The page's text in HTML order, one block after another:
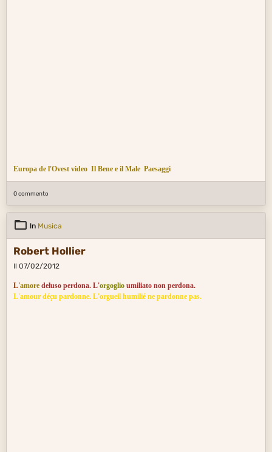
Europa de l'Ovest video Il Bene e il Male Paesaggi
0 commento
In Musica
Robert Hollier
Il 07/02/2012
L'amoredeluso perdona. L'orgoglio umiliato non perdona.
L'amour déçu pardonne. L'orgueil humilié ne pardonne pas.